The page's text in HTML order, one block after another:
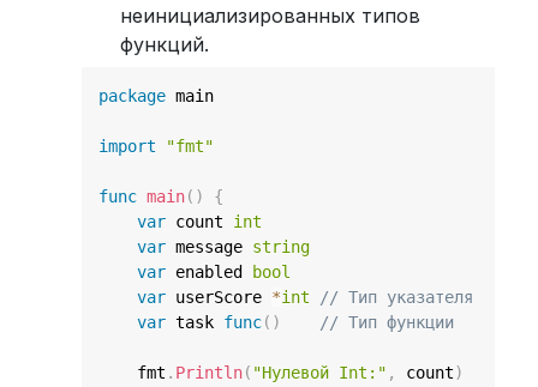
неинициализированных типов
функций.
package main
import "fmt"
func main( )
{
var count int
var message string
var enabled
bool
var userScore *int
// Тип указателя
var task func( ) // Тип функции
    fmt
. Println( "Нулевой Int:" , count)